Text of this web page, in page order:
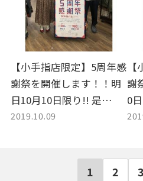
【小手指店限定】5周年感
謝祭を開催します！！明
日10月10日限り!! 是
非！！小手指店へ！！
2019.10.09
謝
0
紹
1 2 3